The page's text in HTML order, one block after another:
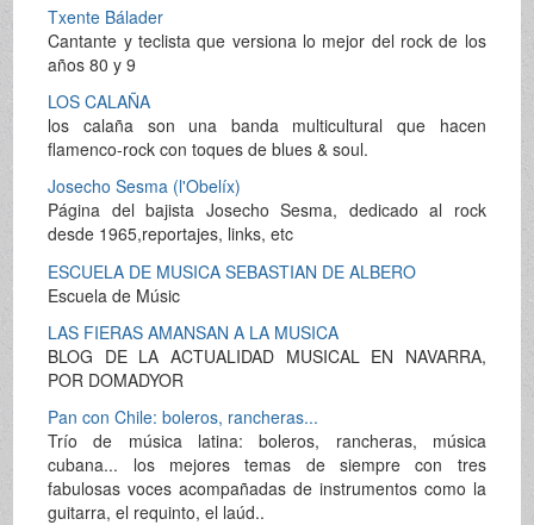
Txente Bálader
Cantante y teclista que versiona lo mejor del rock de los
años 80 y 9
LOS CALAÑA
los calaña son una banda multicultural que hacen
flamenco-rock con toques de blues & soul.
Josecho Sesma (l'Obelíx)
Página del bajista Josecho Sesma, dedicado al rock
desde 1965,reportajes, links, etc
ESCUELA DE MUSICA SEBASTIAN DE ALBERO
Escuela de Músic
LAS FIERAS AMANSAN A LA MUSICA
BLOG DE LA ACTUALIDAD MUSICAL EN NAVARRA,
POR DOMADYOR
Pan con Chile: boleros, rancheras...
Trío de música latina: boleros, rancheras, música
cubana... los mejores temas de siempre con tres
fabulosas voces acompañadas de instrumentos como la
guitarra, el requinto, el laúd..